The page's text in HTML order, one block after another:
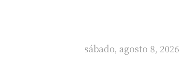
sábado, agosto 8, 2026